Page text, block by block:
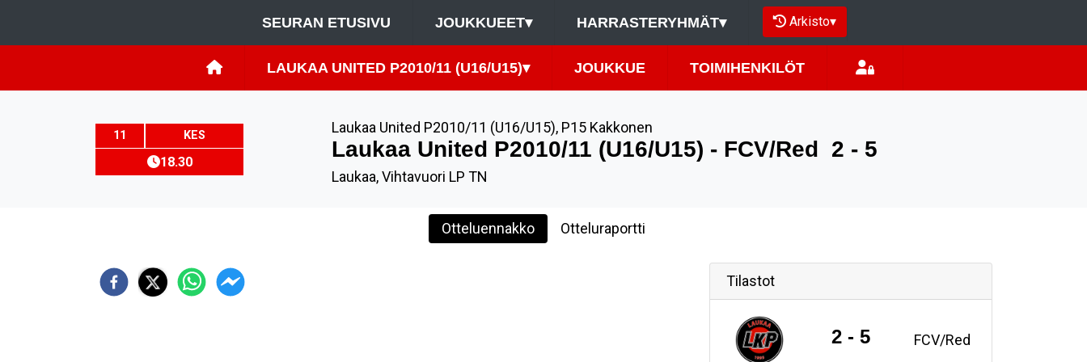
SEURAN ETUSIVU JOUKKUEET▾ HARRASTERYHMÄT▾ Arkisto▾
LAUKAA UNITED P2010/11 (U16/U15)▾ JOUKKUE TOIMIHENKILÖT
11 KES
18.30
Laukaa United P2010/11 (U16/U15), P15 Kakkonen
Laukaa United P2010/11 (U16/U15) - FCV/Red 2 - 5
Laukaa, Vihtavuori LP TN
Otteluennakko Otteluraportti
Tilastot
2 - 5 FCV/Red